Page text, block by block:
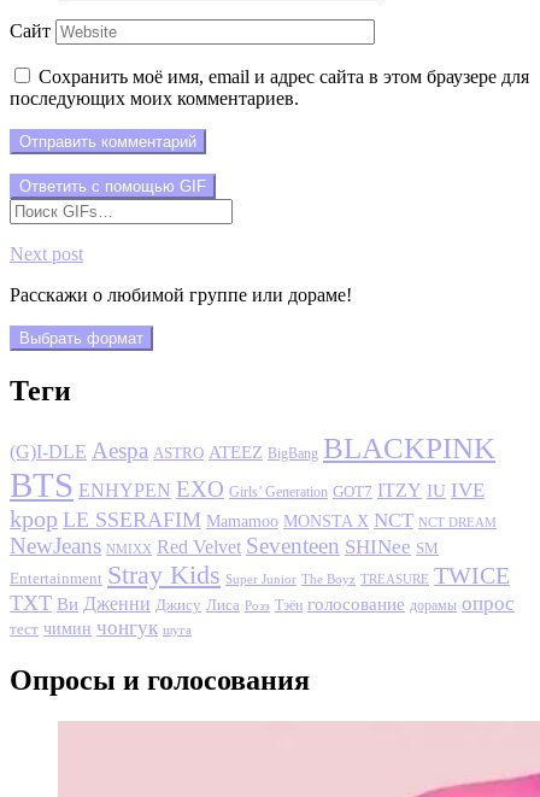
Сайт
Сохранить моё имя, email и адрес сайта в этом браузере для
последующих моих комментариев.
Отправить комментарий
Ответить с помощью GIF
Next post
Расскажи о любимой группе или дораме!
Выбрать формат
Теги
(G)I-DLE Aespa ASTRO ATEEZ BigBang BLACKPINK
BTS ENHYPEN EXO Girls’ Generation GOT7 ITZY IU IVE
kpop LE SSERAFIM Mamamoo MONSTA X NCT NCT DREAM
NewJeans NMIXX Red Velvet Seventeen SHINee SM
Entertainment Stray Kids Super Junior The Boyz TREASURE TWICE
TXT Ви Дженни Джису Лиса Розэ Тэён голосование дорамы опрос
тест чимин чонгук шуга
Опросы и голосования